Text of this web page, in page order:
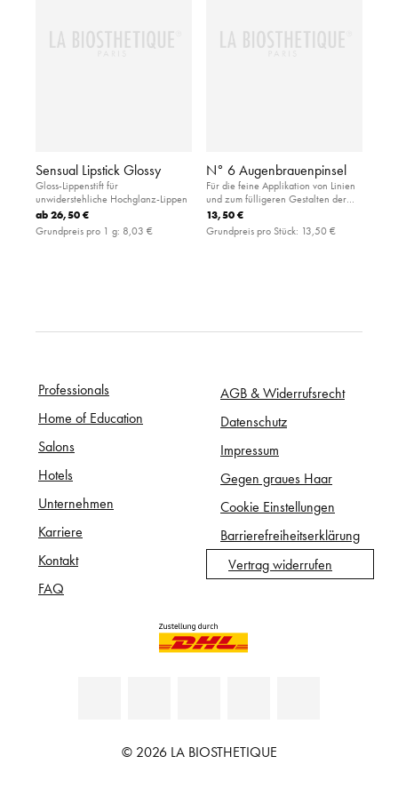
Sensual Lipstick Glossy
Gloss-Lippenstift für
unwiderstehliche Hochglanz-Lippen
ab26,50 €
Grundpreis pro 1 g: 8,03 €
N° 6 Augenbrauenpinsel
Für die feine Applikation von Linien
und zum fülligeren Gestalten der
Augenbrauen: angeschrägter Pinsel
aus weicher Synthetikfaser
13,50 €
Grundpreis pro Stück: 13,50 €
Professionals
Home of Education
Salons
Hotels
Unternehmen
Karriere
Kontakt
FAQ
AGB & Widerrufsrecht
Datenschutz
Impressum
Gegen graues Haar
Cookie Einstellungen
Barrierefreiheitserklärung
Vertrag widerrufen
© 2026 LA BIOSTHETIQUE